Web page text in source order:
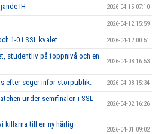
IH 2026-04-15 07:10
2026-04-12 15:59
1-0 i SSL kvalet. 2026-04-12 00:51
studentliv på toppnivå och en
2026-04-08 16:53
efter seger inför storpublik. 2026-04-08 15:34
under semifinalen i SSL
2026-04-02 16:26
killarna till en ny härlig
2026-04-01 09:02